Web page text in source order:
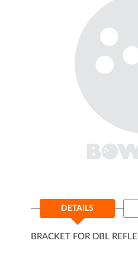
starten
billedgalleriet
DETAILS
BRACKET FOR DBL